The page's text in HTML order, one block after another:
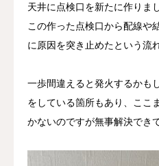
天井に点検口を新たに作りまし
この作った点検口から配線や
に原因を突き止めたという流
一歩間違えると発火するかも
をしている箇所もあり、ここ
かないのですが無事解決でき